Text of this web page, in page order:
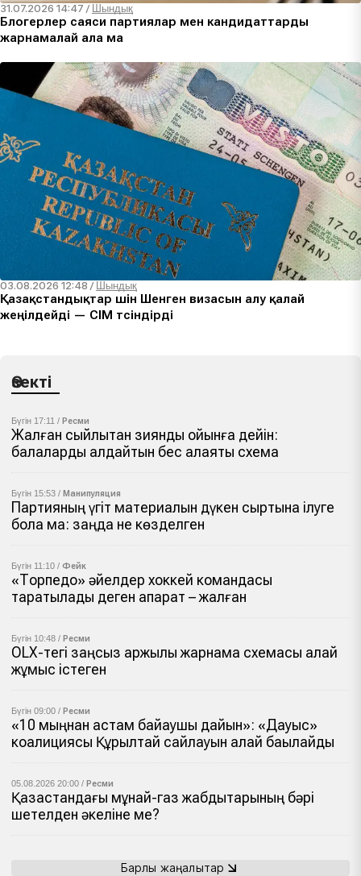
31.07.2026 14:47 / Шындық
Блогерлер саяси партиялар мен кандидаттарды
жарнамалай ала ма
03.08.2026 12:48 / Шындық
Қазақстандықтар үшін Шенген визасын алу қалай
жеңілдейді — СІМ түсіндірді
Өзекті
Бүгін 17:11 / Ресми
Жалған сыйлықтан зиянды ойынға дейін:
балаларды алдайтын бес алаяқтық схема
Бүгін 15:53 / Манипуляция
Партияның үгіт материалын дүкен сыртына ілуге
бола ма: заңда не көзделген
Бүгін 11:10 / Фейк
«Торпедо» әйелдер хоккей командасы
таратылады деген ақпарат – жалған
Бүгін 10:48 / Ресми
OLX-тегі заңсыз қаржылық жарнама схемасы қалай
жұмыс істеген
Бүгін 09:00 / Ресми
«10 мыңнан астам байқаушы дайын»: «Дауыс»
коалициясы Құрылтай сайлауын қалай бақылайды
05.08.2026 20:00 / Ресми
Қазақстандағы мұнай-газ жабдықтарының бәрі
шетелден әкеліне ме?
Барлық жаңалықтар